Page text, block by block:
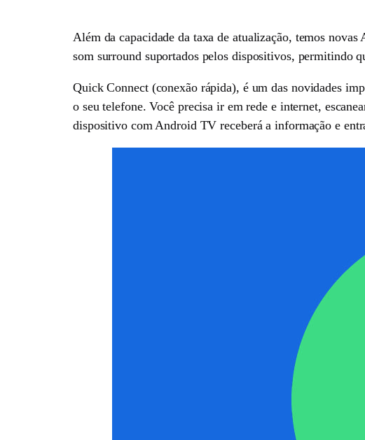
Além da capacidade da taxa de atualização, temos
som surround suportados pelos dispositivos, permitindo
Quick Connect (conexão rápida), é um das novidades
o seu telefone. Você precisa ir em rede e internet,
dispositivo com Android TV receberá a informação e